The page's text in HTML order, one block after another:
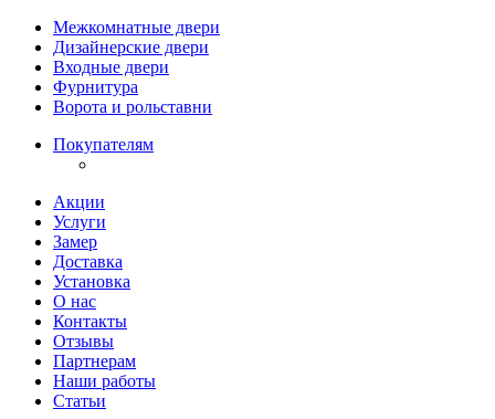
Межкомнатные двери
Дизайнерские двери
Входные двери
Фурнитура
Ворота и рольставни
Покупателям
Акции
Услуги
Замер
Доставка
Установка
О нас
Контакты
Отзывы
Партнерам
Наши работы
Статьи